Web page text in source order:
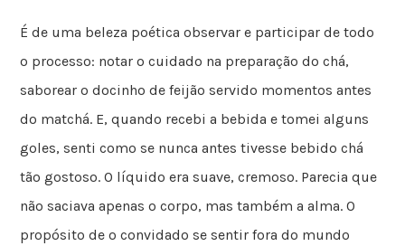
É de uma beleza poética observar e participar de todo
o processo: notar o cuidado na preparação do chá,
saborear o docinho de feijão servido momentos antes
do matchá. E, quando recebi a bebida e tomei alguns
goles, senti como se nunca antes tivesse bebido chá
tão gostoso. O líquido era suave, cremoso. Parecia que
não saciava apenas o corpo, mas também a alma. O
propósito de o convidado se sentir fora do mundo